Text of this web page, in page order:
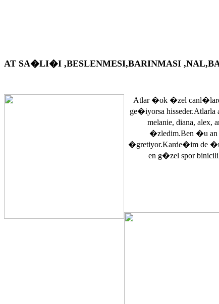
AT SA�LI�I ,BESLENMESI,BARINMASI
Atlar �ok �zel
ge�iyorsa
melanie, diana,
�zledim.Ben �u
�gretiyor.Karde�im de
en g�zel spor